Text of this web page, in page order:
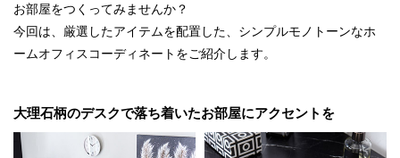
お部屋をつくってみませんか？
今回は、厳選したアイテムを配置した、シンプルモノトーンなホ
ームオフィスコーディネートをご紹介します。
大理石柄のデスクで落ち着いたお部屋にアクセントを